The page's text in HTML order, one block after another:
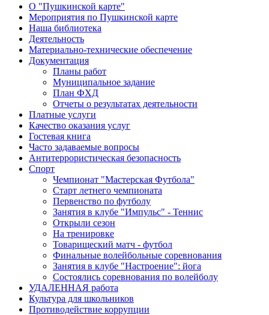
О "Пушкинской карте"
Мероприятия по Пушкинской карте
Наша библиотека
Деятельность
Материально-технические обеспечение
Документация
Планы работ
Муниципальное задание
План ФХД
Отчеты о результатах деятельности
Платные услуги
Качество оказания услуг
Гостевая книга
Часто задаваемые вопросы
Антитеррористическая безопасность
Спорт
Чемпионат "Мастерская Футбола"
Старт летнего чемпионата
Первенство по футболу
Занятия в клубе "Импульс" - Теннис
Открыли сезон
На тренировке
Товарищеский матч - футбол
Финальные волейбольные соревнования
Занятия в клубе "Настроение": йога
Состоялись соревнования по волейболу
УДАЛЕННАЯ работа
Культура для школьников
Противодействие коррупции